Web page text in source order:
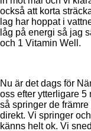
också att korta
lag har hoppat i
låg på energi så jag
och 1 Vitamin Well.
Nu är det dags för
oss efter ytterligare 5
så springer de
direkt. Vi springer
känns helt ok. Vi